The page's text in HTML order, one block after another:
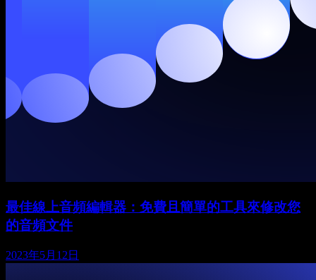
最佳線上音頻編輯器：免費且簡單的工具來修改您
的音頻文件
2023年5月12日